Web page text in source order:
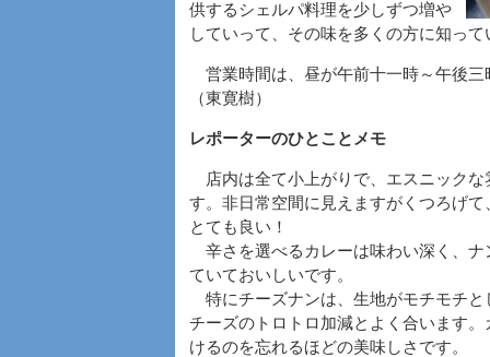
供するシェルパ料理を少しずつ増や
していって、その味を多くの方に知っ
営業時間は、昼が午前十一時～午後三
（東寛樹）
レポーターのひとことメモ
店内は全て小上がりで、エスニックな
す。非日常空間に見えますがくつろげて
とても良い！
辛さを選べるカレーは味わい深く、ナ
ていておいしいです。
特にチーズナンは、生地がモチモチと
チーズのトロトロ加減とよく合います。
けるのを忘れるほどの美味しさです。